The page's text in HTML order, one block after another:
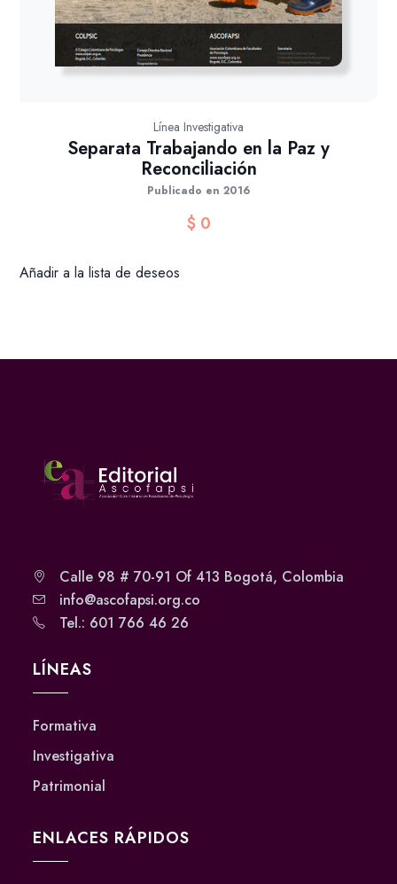
Línea Investigativa
Separata Trabajando en la Paz y
Reconciliación
Publicado en 2016
$0
Añadir a la lista de deseos
Calle 98 # 70-91 Of 413 Bogotá, Colombia
info@ascofapsi.org.co
Tel.: 601 766 46 26
LÍNEAS
Formativa
Investigativa
Patrimonial
ENLACES RÁPIDOS